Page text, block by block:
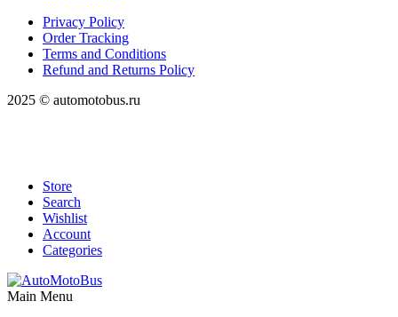
Privacy Policy
Order Tracking
Terms and Conditions
Refund and Returns Policy
2025 © automotobus.ru
Store
Search
Wishlist
Account
Categories
Main Menu